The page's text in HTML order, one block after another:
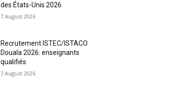
des États-Unis 2026
7 August 2026
Recrutement ISTEC/ISTACO
Douala 2026: enseignants
qualifiés
7 August 2026